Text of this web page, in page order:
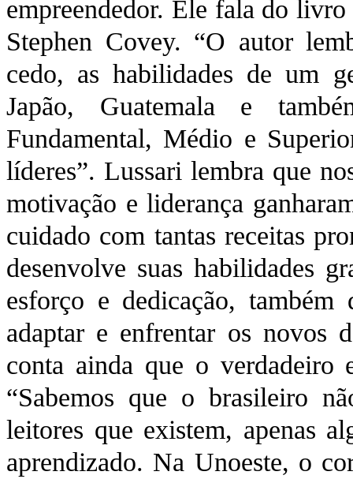
empreendedor. Ele fala do livro
Stephen Covey. “O autor
cedo, as habilidades de um
Japão, Guatemala e
Fundamental, Médio e
líderes”. Lussari lembra que
motivação e liderança
cuidado com tantas receitas
desenvolve suas habilidades
esforço e dedicação,
adaptar e enfrentar os novos
conta ainda que o verdadeiro
“Sabemos que o brasileiro
leitores que existem, apenas
aprendizado. Na Unoeste, o